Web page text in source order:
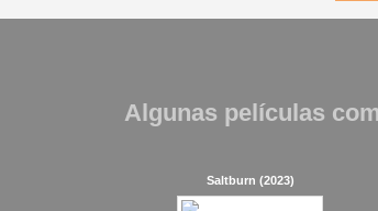
Algunas películas
Saltburn (2023)